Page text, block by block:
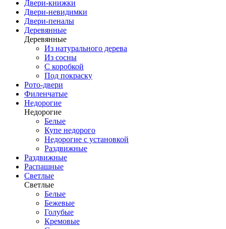
Двери-книжки
Двери-невидимки
Двери-пеналы
Деревянные
Деревянные
Из натурального дерева
Из сосны
С коробкой
Под покраску
Рото-двери
Филенчатые
Недорогие
Недорогие
Белые
Купе недорого
Недорогие с установкой
Раздвижные
Раздвижные
Распашные
Светлые
Светлые
Белые
Бежевые
Голубые
Кремовые